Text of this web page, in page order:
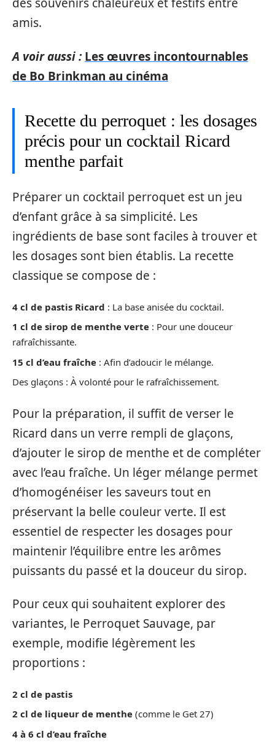
amis.
A voir aussi : Les œuvres incontournables
de Bo Brinkman au cinéma
Recette du perroquet : les dosages
précis pour un cocktail Ricard
menthe parfait
Préparer un cocktail perroquet est un jeu
d’enfant grâce à sa simplicité. Les
ingrédients de base sont faciles à trouver et
les dosages sont bien établis. La recette
classique se compose de :
4 cl de pastis Ricard : La base anisée du cocktail.
1 cl de sirop de menthe verte : Pour une douceur
rafraîchissante.
15 cl d’eau fraîche : Afin d’adoucir le mélange.
Des glaçons : À volonté pour le rafraîchissement.
Pour la préparation, il suffit de verser le
Ricard dans un verre rempli de glaçons,
d’ajouter le sirop de menthe et de compléter
avec l’eau fraîche. Un léger mélange permet
d’homogénéiser les saveurs tout en
préservant la belle couleur verte. Il est
essentiel de respecter les dosages pour
maintenir l’équilibre entre les arômes
puissants du passé et la douceur du sirop.
Pour ceux qui souhaitent explorer des
variantes, le Perroquet Sauvage, par
exemple, modifie légèrement les
proportions :
2 cl de pastis
2 cl de liqueur de menthe (comme le Get 27)
4 à 6 cl d’eau fraîche